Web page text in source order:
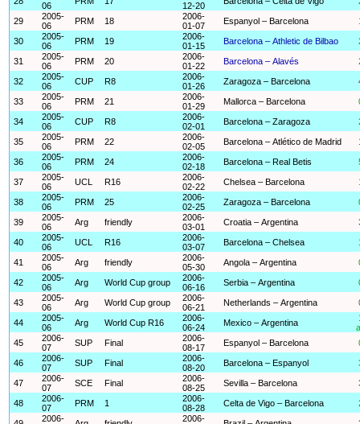
06
12-20
29
2005-
06
PRM 18
2006-
01-07
Espanyol – Barcelona
30
2005-
06
PRM 19
2006-
01-15
Barcelona – Athletic de Bilbao
31
2005-
06
PRM 20
2006-
01-22
Barcelona – Alavés
32
2005-
06
CUP R8
2006-
01-26
Zaragoza – Barcelona
33
2005-
06
PRM 21
2006-
01-29
Mallorca – Barcelona
34
2005-
06
CUP R8
2006-
02-01
Barcelona – Zaragoza
35
2005-
06
PRM 22
2006-
02-05
Barcelona – Atlético de Madrid
36
2005-
06
PRM 24
2006-
02-18
Barcelona – Real Betis
37
2005-
06
UCL R16
2006-
02-22
Chelsea – Barcelona
38
2005-
06
PRM 25
2006-
02-25
Zaragoza – Barcelona
39
2005-
06
Arg friendly
2006-
03-01
Croatia – Argentina
40
2005-
06
UCL R16
2006-
03-07
Barcelona – Chelsea
41
2005-
06
Arg friendly
2006-
05-30
Angola – Argentina
42
2005-
06
Arg World Cup group
2006-
06-16
Serbia – Argentina
43
2005-
06
Arg World Cup group
2006-
06-21
Netherlands – Argentina
44
2005-
06
Arg World Cup R16
2006-
06-24
Mexico – Argentina
45
2006-
07
SUP Final
2006-
08-17
Espanyol – Barcelona
46
2006-
07
SUP Final
2006-
08-20
Barcelona – Espanyol
47
2006-
07
SCE Final
2006-
08-25
Sevilla – Barcelona
48
2006-
07
PRM 1
2006-
08-28
Celta de Vigo – Barcelona
2006-
2006-